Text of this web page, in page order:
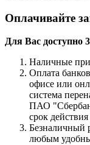
Оплачивайте
Для Вас доступно
Наличные
Оплата
офисе или
система
ПАО
срок
Безналичный
любым